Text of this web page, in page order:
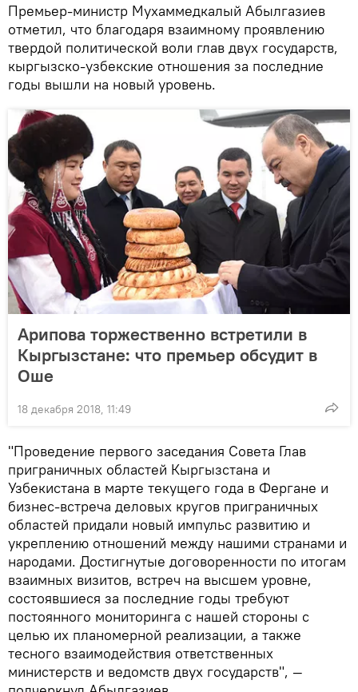
Премьер-министр Мухаммедкалый Абылгазиев
отметил, что благодаря взаимному проявлению
твердой политической воли глав двух государств,
кыргызско-узбекские отношения за последние
годы вышли на новый уровень.
Арипова торжественно встретили в
Кыргызстане: что премьер обсудит в
Оше
18 декабря 2018, 11:49
"Проведение первого заседания Совета Глав
приграничных областей Кыргызстана и
Узбекистана в марте текущего года в Фергане и
бизнес-встреча деловых кругов приграничных
областей придали новый импульс развитию и
укреплению отношений между нашими странами и
народами. Достигнутые договоренности по итогам
взаимных визитов, встреч на высшем уровне,
состоявшиеся за последние годы требуют
постоянного мониторинга с нашей стороны с
целью их планомерной реализации, а также
тесного взаимодействия ответственных
министерств и ведомств двух государств", —